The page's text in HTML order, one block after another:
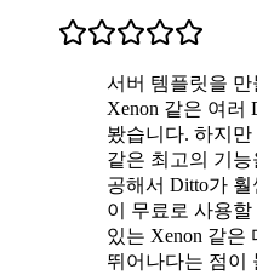
서버 템플릿을
Xenon 같은 여러
봤습니다. 하지
같은 최고의 기능
공해서 Ditto가
이 무료로 사용할
있는 Xenon 같은
뛰어나다는 점이